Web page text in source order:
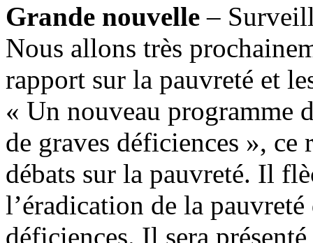
Grande nouvelle–
Nous allons très
rapport sur la pauvreté et
« Un nouveau programme
de graves déficiences »,
débats sur la pauvreté. Il
l’éradication de la pauvreté
déficiences. Il sera